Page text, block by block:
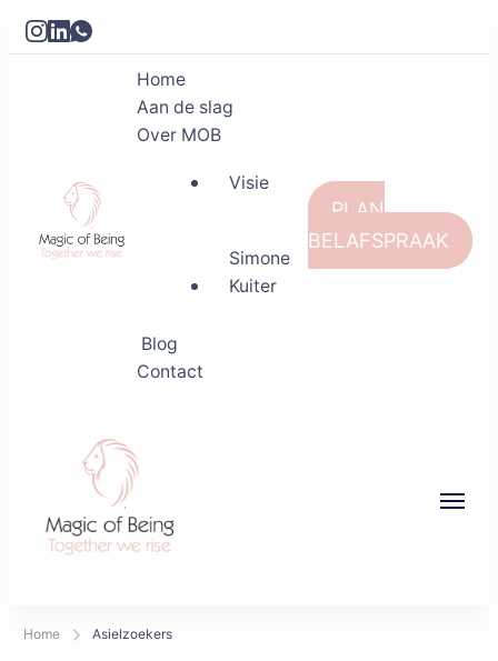
Magic of Being
Home
Aan de slag
Over MOB
Visie
Simone
Kuiter
Blog
Contact
PLAN
BELAFSPRAAK
Home Asielzoekers